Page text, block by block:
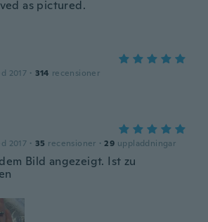
as pictured.
2017 · 314 recensioner
2017 · 35 recensioner · 29 uppladdningar
Bild angezeigt. Ist zu